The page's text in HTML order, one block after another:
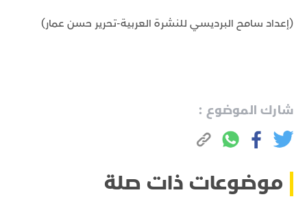
(إعداد سامح البرديسي للنشرة العربية-تحرير حسن عمار)
شارك الموضوع :
موضوعات ذات صلة